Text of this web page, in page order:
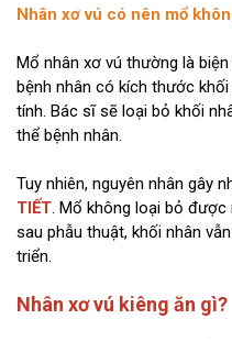
Nhân xơ vú có nên mổ
Mổ nhân xơ vú thường là
bệnh nhân có kích thước
tính. Bác sĩ sẽ loại bỏ khối
thể bệnh nhân.
Tuy nhiên, nguyên nhân gây
TIẾT. Mổ không loại bỏ được
sau phẫu thuật, khối nhân
triển.
Nhân xơ vú kiêng ăn gì?